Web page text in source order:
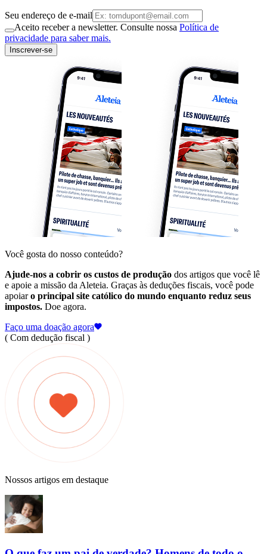
Seu endereço de e-mail
Aceito receber a newsletter. Consulte nossa Política de
privacidade para saber mais.
Inscrever-se
Você gosta do nosso conteúdo?
Ajude-nos a cobrir os custos de produção dos artigos que você lê
e apoie a missão da Aleteia. Graças às deduções fiscais, você pode
apoiaro principal site católico do mundo enquanto reduz seus
impostos. Doe agora.
Faço uma doação agora
( Com dedução fiscal )
Nossos artigos em destaque